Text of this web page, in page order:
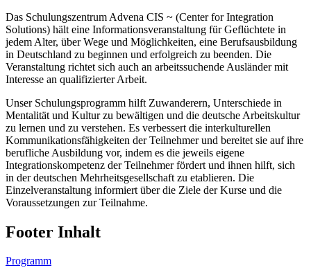
Das Schulungszentrum Advena CIS ~ (Center for Integration
Solutions) hält eine Informationsveranstaltung für Geflüchtete in
jedem Alter, über Wege und Möglichkeiten, eine Berufsausbildung
in Deutschland zu beginnen und erfolgreich zu beenden. Die
Veranstaltung richtet sich auch an arbeitssuchende Ausländer mit
Interesse an qualifizierter Arbeit.
Unser Schulungsprogramm hilft Zuwanderern, Unterschiede in
Mentalität und Kultur zu bewältigen und die deutsche Arbeitskultur
zu lernen und zu verstehen. Es verbessert die interkulturellen
Kommunikationsfähigkeiten der Teilnehmer und bereitet sie auf ihre
berufliche Ausbildung vor, indem es die jeweils eigene
Integrationskompetenz der Teilnehmer fördert und ihnen hilft, sich
in der deutschen Mehrheitsgesellschaft zu etablieren. Die
Einzelveranstaltung informiert über die Ziele der Kurse und die
Voraussetzungen zur Teilnahme.
Footer Inhalt
Programm